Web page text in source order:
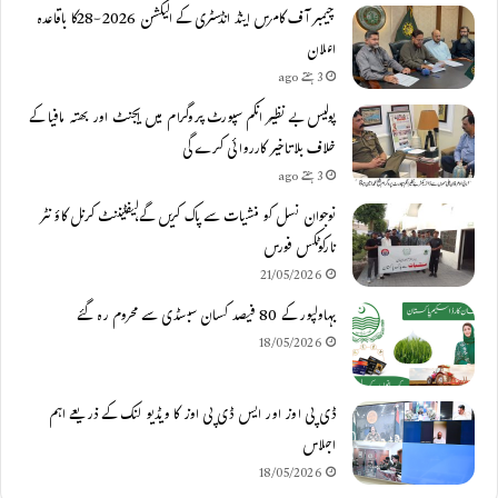
چیمبر آف کامرس اینڈ انڈسٹری کے الیکشن 2026-28کا باقاعدہ
اعلان
3 ہفتے ago
پولیس بے نظیر انکم سپورٹ پروگرام میں ایجنٹ اور بھتہ مافیا کے
خلاف بلاتاخیر کارروائی کرے گی
3 ہفتے ago
نوجوان نسل کو منشیات سے پاک کریں گے،لیفٹیننٹ کرنل کاؤنٹر
نارکوٹکس فورس
21/05/2026
بہاولپور کے 80 فیصد کسان سبسڈی سے محروم رہ گئے
18/05/2026
ڈی پی اوز اور ایس ڈی پی اوز کا ویڈیو لنک کے ذریعے اہم
اجلاس
18/05/2026